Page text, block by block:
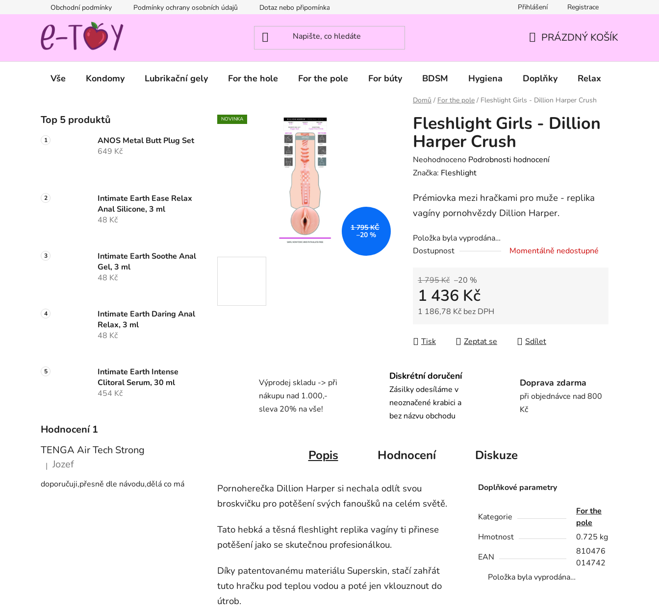
na
Obchodní podmínky Podmínky ochrany osobních údajů Dotaz nebo připomínka? Napište nám. Přihlášení Registrace
KOŠÍK
PRÁZDNÝ KOŠÍK
Vše Kondomy Lubrikační gely For the hole For the pole For búty BDSM Hygiena Doplňky Relax
Domů / For the pole / Fleshlight Girls - Dillion Harper Crush
o
s
t
n
n
e
Top 5 produktů
ANOS Metal Butt Plug Set
649 Kč
Intimate Earth Ease Relax
Anal Silicone, 3 ml
48 Kč
Intimate Earth Soothe Anal
Gel, 3 ml
48 Kč
Intimate Earth Daring Anal
Relax, 3 ml
48 Kč
Intimate Earth Intense
Clitoral Serum, 30 ml
454 Kč
Hodnocení 1
TENGA Air Tech Strong
Hodnocení produktu je 5 z 5 hvězdiček.
| Jozef
doporučuji,přesně dle návodu,dělá co má
Fleshlight Girls - Dillion
Harper Crush
Průměrné
hodnocení
je
0,0
5
hvězdiček.
Neohodnoceno Podrobnosti hodnocení
Značka: Fleshlight
Prémiovka mezi hračkami pro muže - replika
vagíny pornohvězdy Dillion Harper.
Položka byla vyprodána…
Dostupnost
Momentálně nedostupné
1 795 Kč –20 %
1 436 Kč
1 186,78 Kč bez DPH
Tisk
Zeptat se Sdílet
NOVINKA
1 795 KČ
–20 %
Výprodej skladu -> při
nákupu nad 1.000,-
sleva 20% na vše!
Diskrétní doručení
Zásilky odesíláme v
neoznačené krabici a
bez názvu obchodu
Doprava zdarma
při objednávce nad 800
Kč
Popis Hodnocení Diskuze
Pornoherečka Dillion Harper si nechala odlít svou
broskvičku pro potěšení svých fanoušků na celém světě.
Tato hebká a těsná fleshlight replika vagíny ti přinese
potěšení jako se skutečnou profesionálkou.
Díky patentovanému materiálu Superskin, stačí zahřát
tuto hračku pod teplou vodou a poté jen vklouznout do
útrob.
Doplňkové parametry
Kategorie
For the
pole
Hmotnost
0.725 kg
EAN
810476
014742
Položka byla vyprodána…